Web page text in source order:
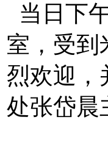
当日下
室，受到
烈欢迎，
处张岱晨